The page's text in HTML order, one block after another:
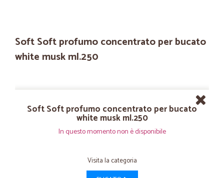
Soft Soft profumo concentrato per bucato
white musk ml.250
Soft Soft profumo concentrato per bucato
white musk ml.250
In questo momento non è disponibile
Visita la categoria